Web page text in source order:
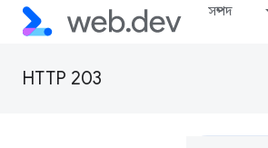
সম্পদ
HTTP 203